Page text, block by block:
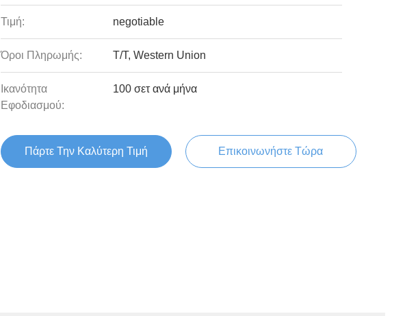
Τιμή: negotiable
Όροι Πληρωμής: T/T, Western Union
Ικανότητα
Εφοδιασμού:
100 σετ ανά μήνα
Πάρτε Την Καλύτερη Τιμή Επικοινωνήστε Τώρα